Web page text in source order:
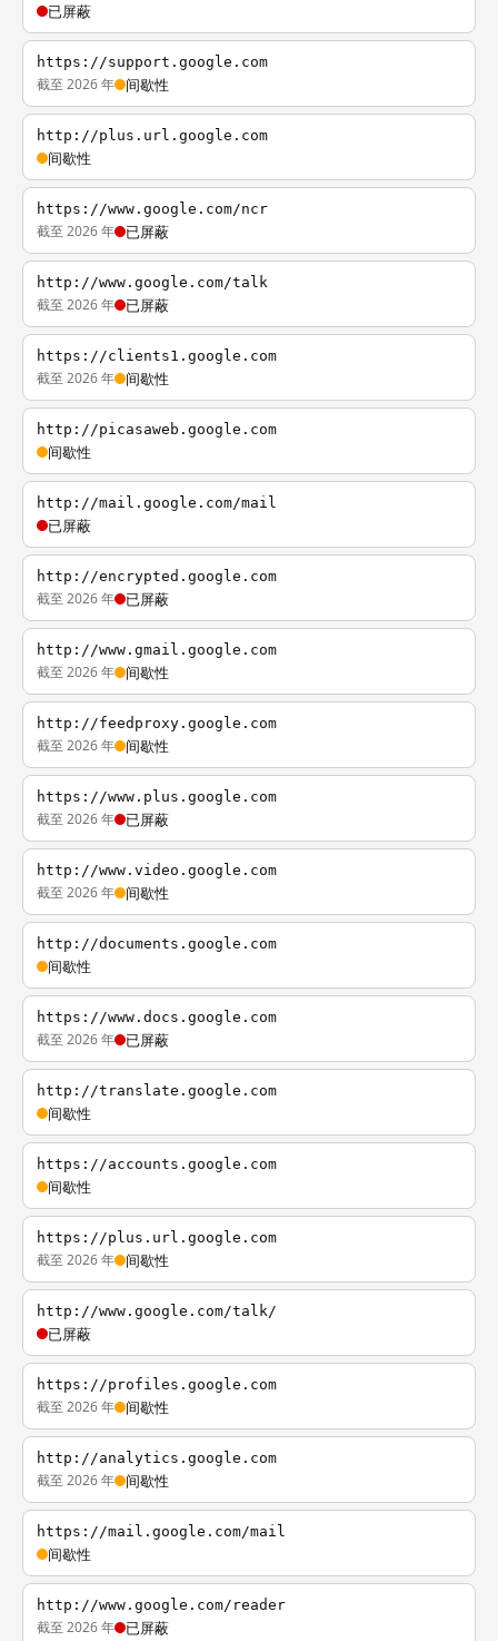
已屏蔽
https://support.google.com
截至 2026 年 间歇性
http://plus.url.google.com
间歇性
https://www.google.com/ncr
截至 2026 年 已屏蔽
http://www.google.com/talk
截至 2026 年 已屏蔽
https://clients1.google.com
截至 2026 年 间歇性
http://picasaweb.google.com
间歇性
http://mail.google.com/mail
已屏蔽
http://encrypted.google.com
截至 2026 年 已屏蔽
http://www.gmail.google.com
截至 2026 年 间歇性
http://feedproxy.google.com
截至 2026 年 间歇性
https://www.plus.google.com
截至 2026 年 已屏蔽
http://www.video.google.com
截至 2026 年 间歇性
http://documents.google.com
间歇性
https://www.docs.google.com
截至 2026 年 已屏蔽
http://translate.google.com
间歇性
https://accounts.google.com
间歇性
https://plus.url.google.com
截至 2026 年 间歇性
http://www.google.com/talk/
已屏蔽
https://profiles.google.com
截至 2026 年 间歇性
http://analytics.google.com
截至 2026 年 间歇性
https://mail.google.com/mail
间歇性
http://www.google.com/reader
截至 2026 年 已屏蔽